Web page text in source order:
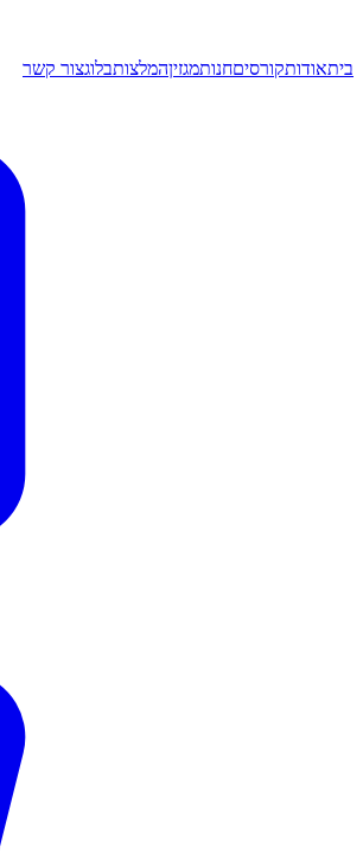
ביתאודותקורסיםחנותמגזיןהמלצותבלוגצור קשר